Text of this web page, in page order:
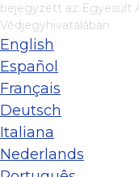
bejegyzett az Egyesült
Védjegyhivatalában
English
Español
Français
Deutsch
Italiana
Nederlands